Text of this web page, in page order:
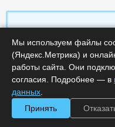
Срок
Код :
0000-
Артикул :
Мы используем файлы
(Яндекс.Метрика) и
работы сайта. Они
согласия. Подробнее — в
данных
Принять